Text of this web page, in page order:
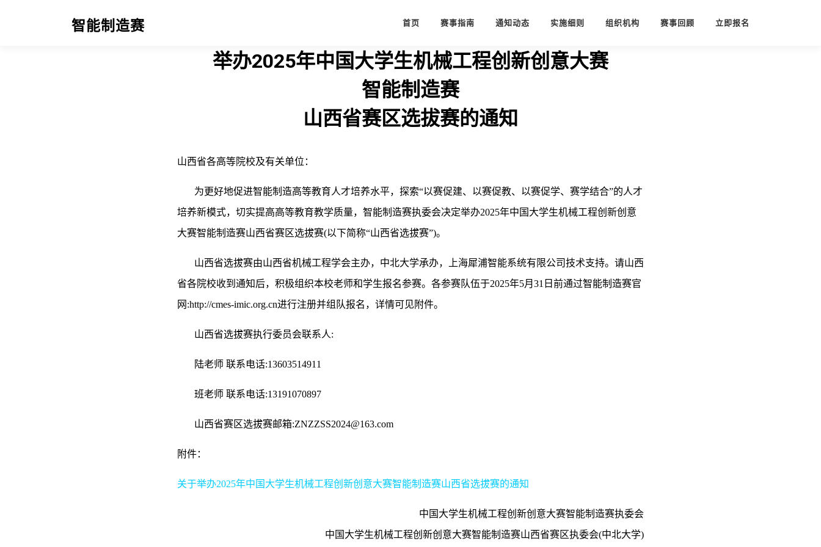
智能制造赛 首页 赛事指南 通知动态 实施细则 组织机构 赛事回顾 立即报名
举办2025年中国大学生机械工程创新创意大赛
智能制造赛
山西省赛区选拔赛的通知
山西省各高等院校及有关单位：
为更好地促进智能制造高等教育人才培养水平，探索“以赛促建、以赛促教、以赛促学、赛学结合”的人才
培养新模式，切实提高高等教育教学质量，智能制造赛执委会决定举办2025年中国大学生机械工程创新创意
大赛智能制造赛山西省赛区选拔赛(以下简称“山西省选拔赛”)。
山西省选拔赛由山西省机械工程学会主办，中北大学承办，上海犀浦智能系统有限公司技术支持。请山西
省各院校收到通知后，积极组织本校老师和学生报名参赛。各参赛队伍于2025年5月31日前通过智能制造赛官
网:http://cmes-imic.org.cn进行注册并组队报名，详情可见附件。
山西省选拔赛执行委员会联系人:
陆老师 联系电话:13603514911
班老师 联系电话:13191070897
山西省赛区选拔赛邮箱:ZNZZSS2024@163.com
附件：
关于举办2025年中国大学生机械工程创新创意大赛智能制造赛山西省选拔赛的通知
中国大学生机械工程创新创意大赛智能制造赛执委会
中国大学生机械工程创新创意大赛智能制造赛山西省赛区执委会(中北大学)